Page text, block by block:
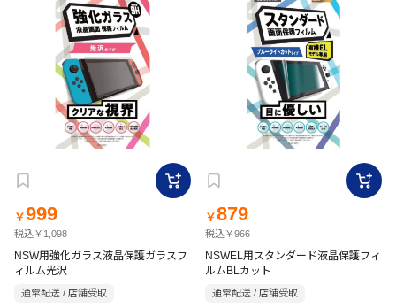
￥999
税込￥1,098
NSW用強化ガラス液晶保護ガラスフ
ィルム光沢
通常配送 / 店舗受取
￥879
税込￥966
NSWEL用スタンダード液晶保護フィ
ルムBLカット
通常配送 / 店舗受取